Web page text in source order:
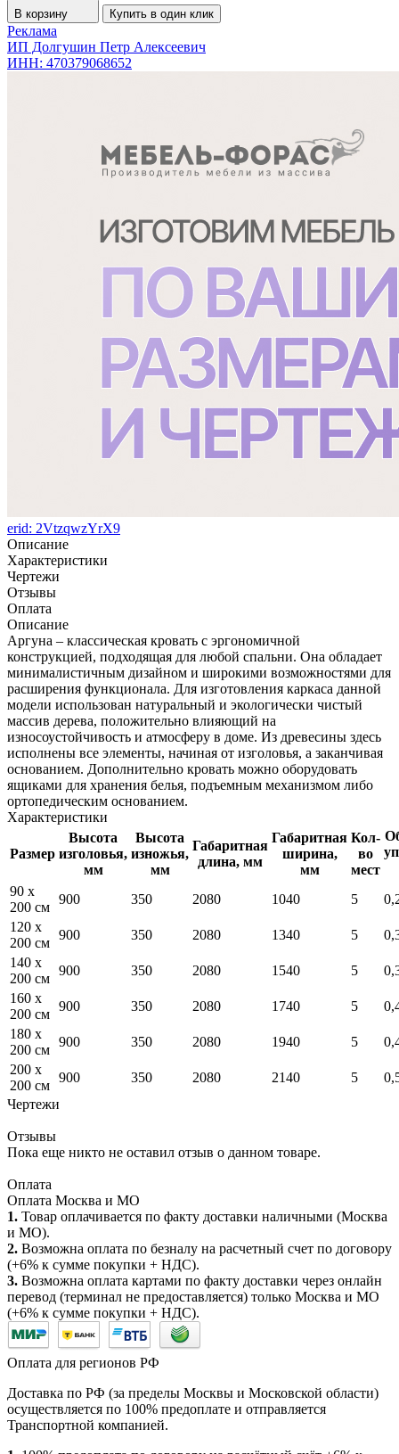
В корзину Купить в один клик
Реклама
ИП Долгушин Петр Алексеевич
ИНН: 470379068652
erid: 2VtzqwzYrX9
Описание
Характеристики
Чертежи
Отзывы
Оплата
Описание
Аргуна – классическая кровать с эргономичной
конструкцией, подходящая для любой спальни. Она обладает
минималистичным дизайном и широкими возможностями для
расширения функционала. Для изготовления каркаса данной
модели использован натуральный и экологически чистый
массив дерева, положительно влияющий на
износоустойчивость и атмосферу в доме. Из древесины здесь
исполнены все элементы, начиная от изголовья, а заканчивая
основанием. Дополнительно кровать можно оборудовать
ящиками для хранения белья, подъемным механизмом либо
ортопедическим основанием.
Характеристики
Размер
Высота
изголовья,
мм
Высота
изножья,
мм
Габаритная
длина, мм
Габаритная
ширина,
мм
Кол-
во
мест
90 x
200 см
900 350 2080 1040 5
120 x
200 см
900 350 2080 1340 5
140 x
200 см
900 350 2080 1540 5
160 x
200 см
900 350 2080 1740 5
180 x
200 см
900 350 2080 1940 5
200 x
200 см
900 350 2080 2140 5
Чертежи
Отзывы
Пока еще никто не оставил отзыв о данном товаре.
Оплата
Оплата Москва и МО
1. Товар оплачивается по факту доставки наличными (Москва
и МО).
2. Возможна оплата по безналу на расчетный счет по договору
(+6% к сумме покупки + НДС).
3. Возможна оплата картами по факту доставки через онлайн
перевод (терминал не предоставляется) только Москва и МО
(+6% к сумме покупки + НДС).
Оплата для регионов РФ
Доставка по РФ (за пределы Москвы и Московской области)
осуществляется по 100% предоплате и отправляется
Транспортной компанией.